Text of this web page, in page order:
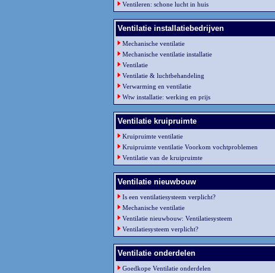
Ventileren: schone lucht in huis
Ventilatie installatiebedrijven
Mechanische ventilatie
Mechanische ventilatie installatie
Ventilatie
Ventilatie & luchtbehandeling
Verwarming en ventilatie
Wtw installatie: werking en prijs
Ventilatie kruipruimte
Kruipruimte ventilatie
Kruipruimte ventilatie Voorkom vochtproblemen
Ventilatie van de kruipruimte
Ventilatie nieuwbouw
Is een ventilatiesysteem verplicht?
Mechanische ventilatie
Ventilatie nieuwbouw: Ventilatiesysteem
Ventilatiesysteem verplicht?
Ventilatie onderdelen
Goedkope Ventilatie onderdelen